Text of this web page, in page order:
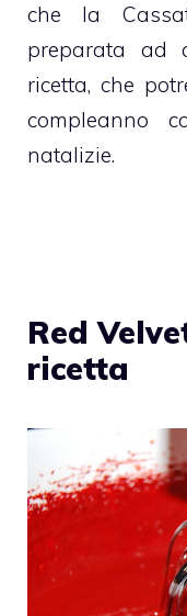
che la
preparata ad
ricetta, che
compleanno
natalizie.
Red
ricetta